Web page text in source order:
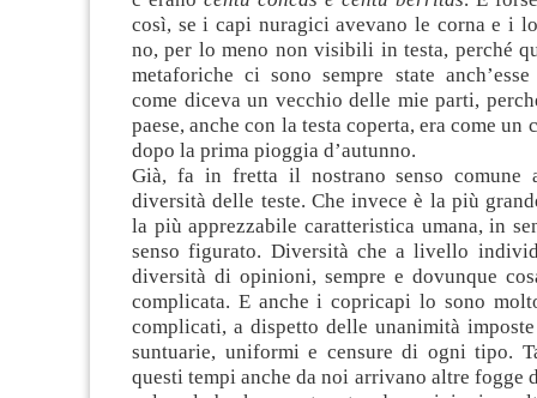
così, se i capi nuragici avevano le corna e i
no, per lo meno non visibili in testa, perché
metaforiche ci sono sempre state
come diceva un vecchio delle mie parti,
paese, anche con la testa coperta, era come un
dopo la prima pioggia d’autunno.
Già, fa in fretta il nostrano senso comune
diversità delle teste. Che invece è la più
la più apprezzabile caratteristica umana, in
senso figurato. Diversità che a livello
diversità di opinioni, sempre e dovunque
complicata. E anche i copricapi lo sono
complicati, a dispetto delle unanimità
suntuarie, uniformi e censure di ogni tipo.
questi tempi anche da noi arrivano altre fogge